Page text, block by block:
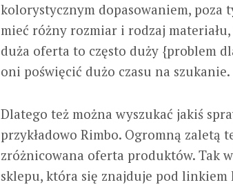
kolorystycznym dopasowaniem, poza
mieć różny rozmiar i rodzaj
duża oferta to często duży {problem
oni poświęcić dużo czasu na szukanie.
Dlatego też można wyszukać jakiś
przykładowo Rimbo. Ogromną zaletą
zróżnicowana oferta produktów. Tak
sklepu, która się znajduje pod